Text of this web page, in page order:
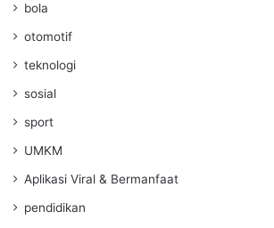
bola
otomotif
teknologi
sosial
sport
UMKM
Aplikasi Viral & Bermanfaat
pendidikan